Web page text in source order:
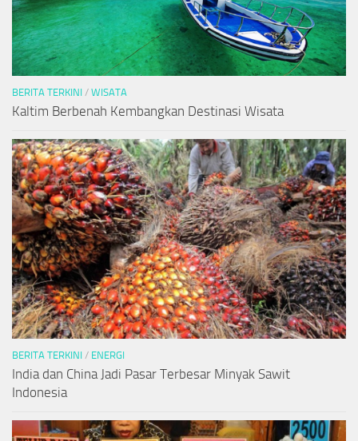
BERITA TERKINI / WISATA
Kaltim Berbenah Kembangkan Destinasi Wisata
BERITA TERKINI / ENERGI
India dan China Jadi Pasar Terbesar Minyak Sawit
Indonesia